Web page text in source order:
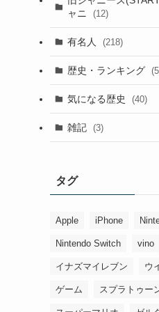
ャニ
(12)
有名人 (218)
歴史・ランキング
気になる歴史 (40)
雑記 (3)
タグ
Apple iPhone
Nintendo Switch vino
イナズマイレブン ウ
ゲーム スプラトゥー